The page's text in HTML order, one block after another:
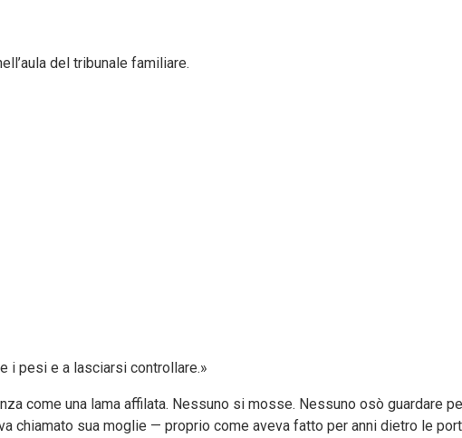
del tribunale familiare.
i pesi e a lasciarsi controllare.»
come una lama affilata. Nessuno si mosse. Nessuno osò guardare
chiamato sua moglie — proprio come aveva fatto per anni dietro le